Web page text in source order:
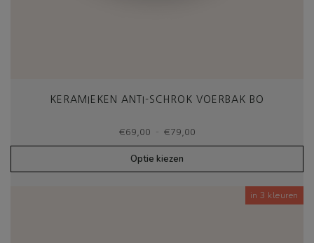
KERAMIEKEN ANTI-SCHROK VOERBAK BO
€69,00 - €79,00
€69,00
€79,00
Optie kiezen
in 3 kleuren